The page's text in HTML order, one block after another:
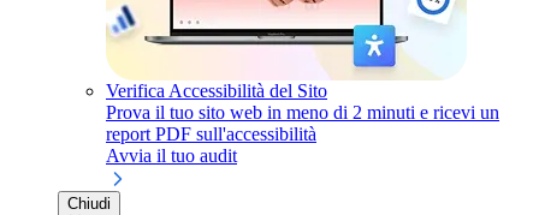
Verifica Accessibilità del Sito
Prova il tuo sito web in meno di 2 minuti e ricevi un
report PDF sull'accessibilità
Avvia il tuo audit
Chiudi